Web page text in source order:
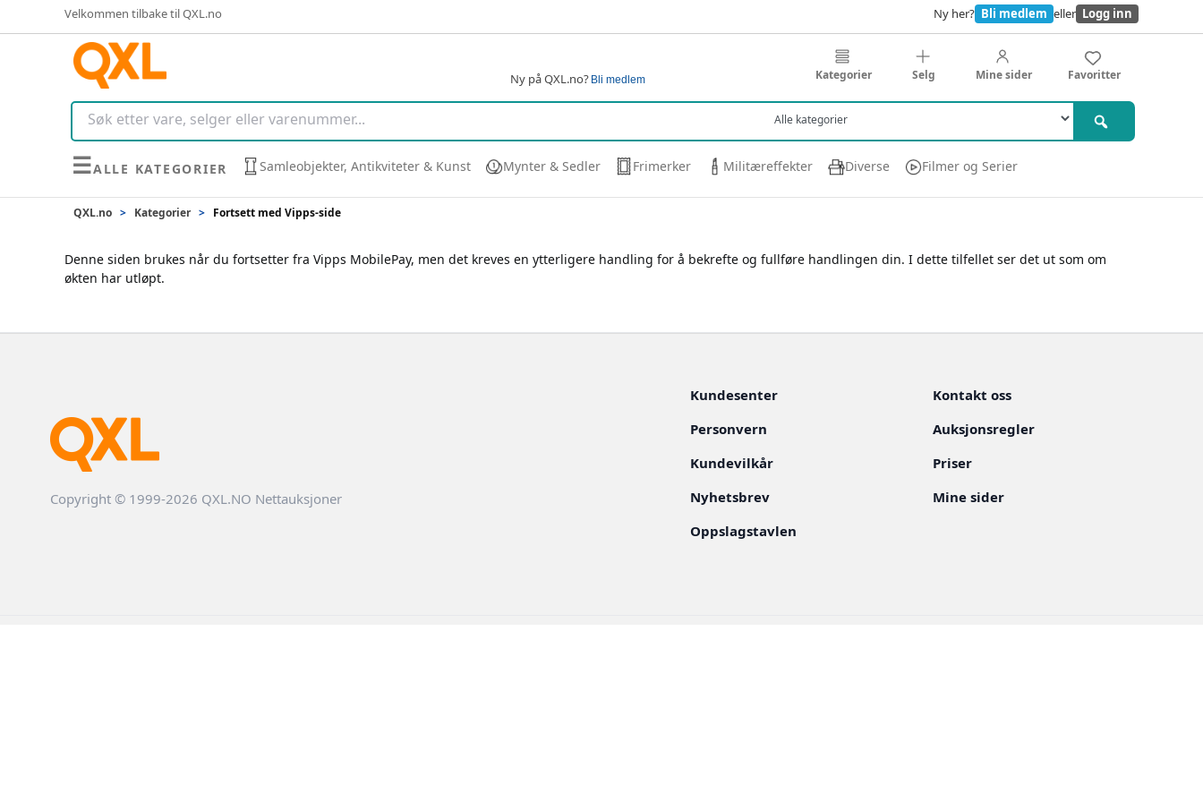
Velkommen tilbake til QXL.no Ny her? Bli medlem eller Logg inn
Ny på QXL.no? Bli medlem Kategorier Selg Mine sider Favoritter
☰ALLE KATEGORIER Samleobjekter, Antikviteter & Kunst Mynter & Sedler Frimerker Militæreffekter Diverse Filmer og Serier
QXL.no > Kategorier > Fortsett med Vipps-side
Denne siden brukes når du fortsetter fra Vipps MobilePay, men det kreves en ytterligere handling for å bekrefte og fullføre handlingen din. I dette tilfellet ser det ut som om
økten har utløpt.
Copyright © 1999-2026 QXL.NO Nettauksjoner
Kundesenter
Kontakt oss
Personvern
Auksjonsregler
Kundevilkår
Priser
Nyhetsbrev
Mine sider
Oppslagstavlen